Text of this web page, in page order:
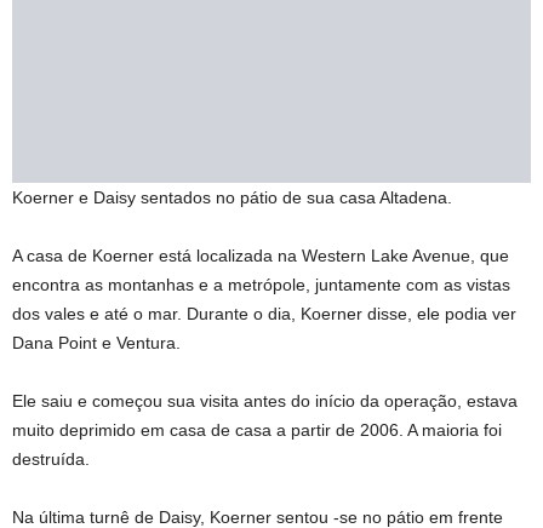
Koerner e Daisy sentados no pátio de sua casa Altadena.
A casa de Koerner está localizada na Western Lake Avenue, que
encontra as montanhas e a metrópole, juntamente com as vistas
dos vales e até o mar. Durante o dia, Koerner disse, ele podia ver
Dana Point e Ventura.
Ele saiu e começou sua visita antes do início da operação, estava
muito deprimido em casa de casa a partir de 2006. A maioria foi
destruída.
Na última turnê de Daisy, Koerner sentou -se no pátio em frente